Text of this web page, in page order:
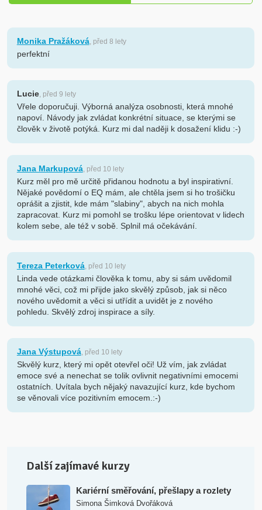
Monika Pražáková, před 8 lety
perfektní
Lucie, před 9 lety
Vřele doporučuji. Výborná analýza osobnosti, která mnohé
napoví. Návody jak zvládat konkrétní situace, se kterými se
člověk v životě potýká. Kurz mi dal naději k dosažení klidu :-)
Jana Markupová, před 10 lety
Kurz měl pro mě určitě přidanou hodnotu a byl inspirativní.
Nějaké povědomí o EQ mám, ale chtěla jsem si ho trošičku
oprášit a zjistit, kde mám "slabiny", abych na nich mohla
zapracovat. Kurz mi pomohl se trošku lépe orientovat v lidech
kolem sebe, ale též v sobě. Splnil má očekávání.
Tereza Peterková, před 10 lety
Linda vede otázkami člověka k tomu, aby si sám uvědomil
mnohé věci, což mi přijde jako skvělý způsob, jak si něco
nového uvědomit a věci si utřídit a uvidět je z nového
pohledu. Skvělý zdroj inspirace a síly.
Jana Výstupová, před 10 lety
Skvělý kurz, který mi opět otevřel oči! Už vím, jak zvládat
emoce své a nenechat se tolik ovlivnit negativními emocemi
ostatních. Uvítala bych nějaký navazující kurz, kde bychom
se věnovali více pozitivním emocem.:-)
Další zajímavé kurzy
Kariérní směřování, přešlapy a rozlety
Simona Šimková Dvořáková